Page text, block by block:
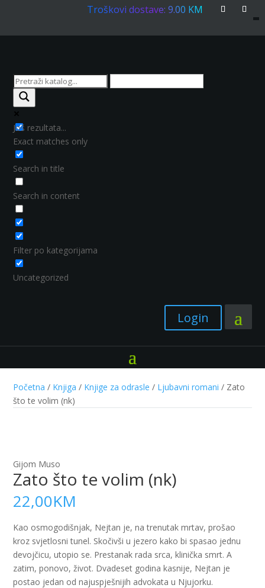
Troškovi dostave: 9.00 KM
Još rezultata...
Exact matches only
Search in title
Search in content
Filter po kategorijama
Uncategorized
Login
Početna / Knjiga / Knjige za odrasle / Ljubavni romani / Zato
što te volim (nk)
Gijom Muso
Zato što te volim (nk)
22,00KM
Kao osmogodišnjak, Nejtan je, na trenutak mrtav, prošao
kroz svjetlosni tunel. Skočivši u jezero kako bi spasao jednu
devojčicu, utopio se. Prestanak rada srca, klinička smrt. A
zatim, ponovo, život. Dvadeset godina kasnije, Nejtan je
postao jedan od najuspješnijih advokata u Njujorku.